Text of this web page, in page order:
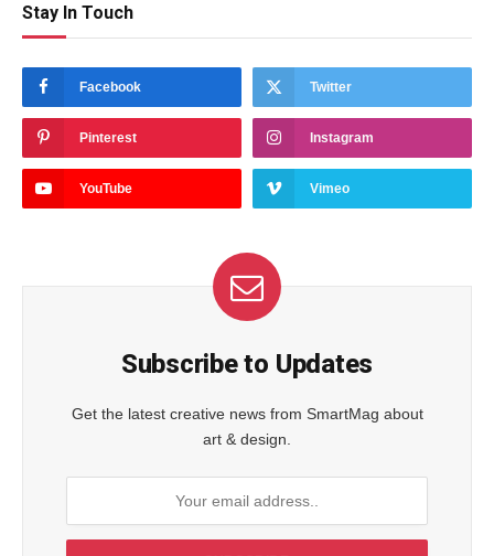
Stay In Touch
Facebook Twitter
Pinterest Instagram
YouTube Vimeo
Subscribe to Updates
Get the latest creative news from SmartMag about
art & design.